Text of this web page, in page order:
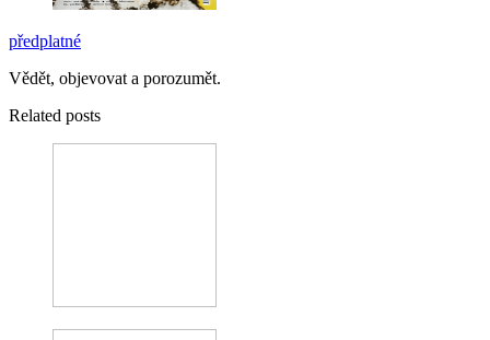
předplatné
Vědět, objevovat a porozumět.
Related posts